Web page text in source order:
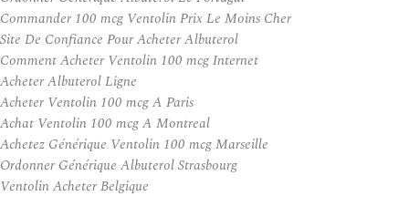
Commander 100 mcg Ventolin Prix Le Moins Cher
Site De Confiance Pour Acheter Albuterol
Comment Acheter Ventolin 100 mcg Internet
Acheter Albuterol Ligne
Acheter Ventolin 100 mcg A Paris
Achat Ventolin 100 mcg A Montreal
Achetez Générique Ventolin 100 mcg Marseille
Ordonner Générique Albuterol Strasbourg
Ventolin Acheter Belgique